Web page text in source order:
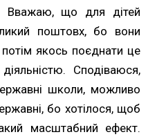
Вважаю, що для дітей
поштовх, бо вони
якось поєднати це
Сподіваюся,
школи, можливо
бо хотілося, щоб
масштабний ефект.